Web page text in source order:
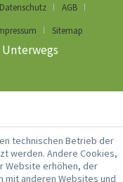
AGB
Sitemap
technischen Betrieb der
werden. Andere Cookies,
Website erhöhen, der
anderen Websites und